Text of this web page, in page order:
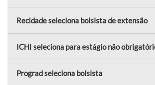
Recidade seleciona bolsista de extensão
ICHI seleciona para estágio não
Prograd seleciona bolsista